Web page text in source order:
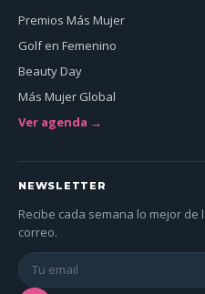
Premios Más Mujer
Golf en Femenino
Beauty Day
Más Mujer Global
Ver agenda →
NEWSLETTER
Recibe cada semana lo mejor
correo.